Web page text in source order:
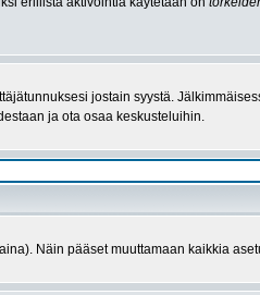
jostain syystä.
ja ota osaa keskusteluihin.
Näin pääset muuttamaan kaikkia